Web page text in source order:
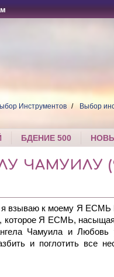
Инструментов
Выбор
БДЕНИЕ 500
ЧАМУИЛУ
к моему Я ЕСМЬ
которое Я ЕСМЬ,
Чамуила и Любовь
и поглотить все